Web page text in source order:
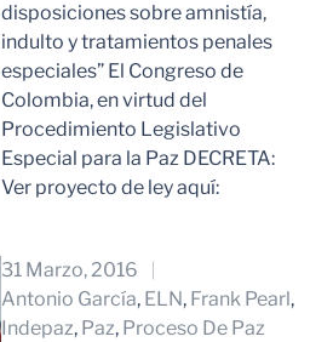
disposiciones sobre amnistía,
indulto y tratamientos penales
especiales” El Congreso de
Colombia, en virtud del
Procedimiento Legislativo
Especial para la Paz DECRETA:
Ver proyecto de ley aquí:
31 Marzo, 2016
Antonio García, ELN, Frank Pearl
Indepaz, Paz, Proceso De Paz